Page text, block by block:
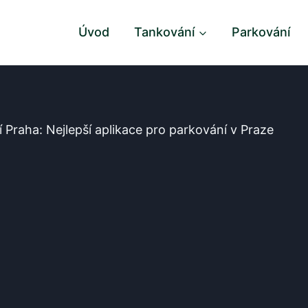
Úvod Tankování Parkování